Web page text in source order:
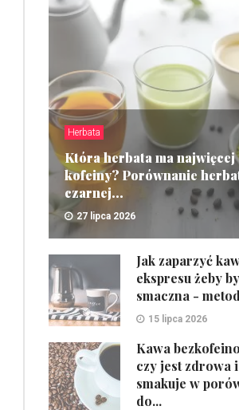
Herbata
Która herbata ma najwięcej
kofeiny? Porównanie
czarnej...
27 lipca 2026
Jak zaparzyć
ekspresu żeby
smaczna -
15 lipca 2026
Kawa
czy jest zdrowa
smakuje w
do...